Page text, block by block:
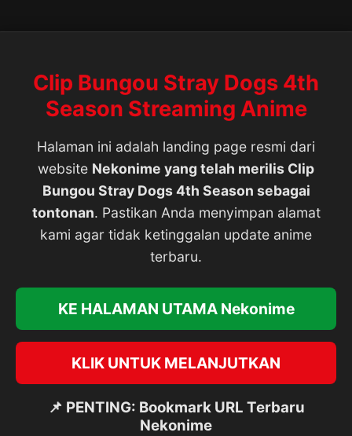
Clip Bungou Stray Dogs 4th
Season Streaming Anime
Halaman ini adalah landing page resmi dari
website Nekonime yang telah merilis Clip
Bungou Stray Dogs 4th Season sebagai
tontonan. Pastikan Anda menyimpan alamat
kami agar tidak ketinggalan update anime
terbaru.
KE HALAMAN UTAMA Nekonime
KLIK UNTUK MELANJUTKAN
📌 PENTING: Bookmark URL Terbaru
Nekonime